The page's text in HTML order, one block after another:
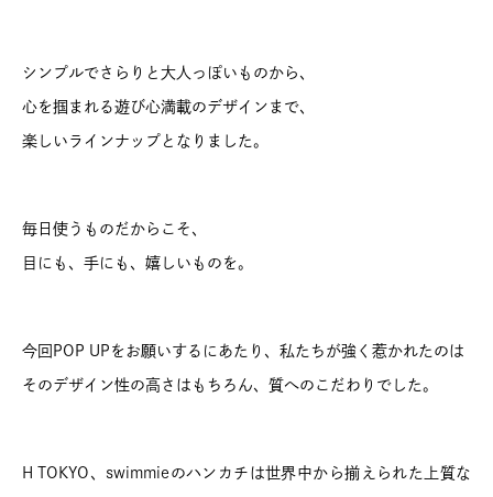
シンプルでさらりと大人っぽいものから、
心を掴まれる遊び心満載のデザインまで、
楽しいラインナップとなりました。
毎日使うものだからこそ、
目にも、手にも、嬉しいものを。
今回POP UPをお願いするにあたり、私たちが強く惹かれたのは
そのデザイン性の高さはもちろん、質へのこだわりでした。
H TOKYO、swimmieのハンカチは世界中から揃えられた上質な